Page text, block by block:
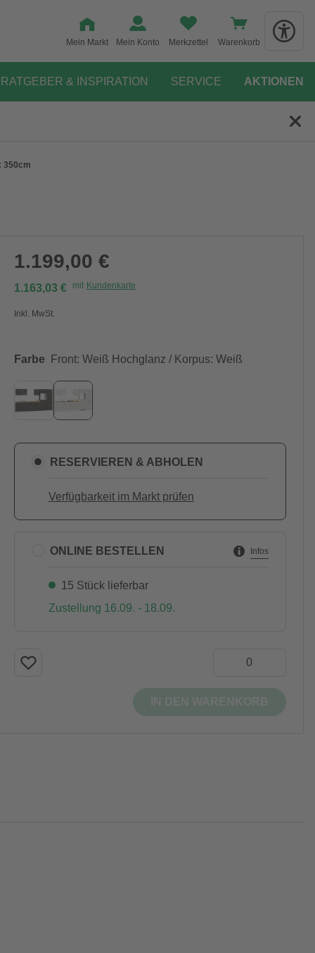
Mein Markt Mein Konto Merkzettel Warenkorb
RATGEBER & INSPIRATION SERVICE AKTIONEN
350cm
1.199,00 €
1.163,03 € mit Kundenkarte
Inkl. MwSt.
Farbe Front: Weiß Hochglanz / Korpus: Weiß
RESERVIEREN & ABHOLEN
Verfügbarkeit im Markt prüfen
ONLINE BESTELLEN Infos
15 Stück lieferbar
Zustellung 16.09. - 18.09.